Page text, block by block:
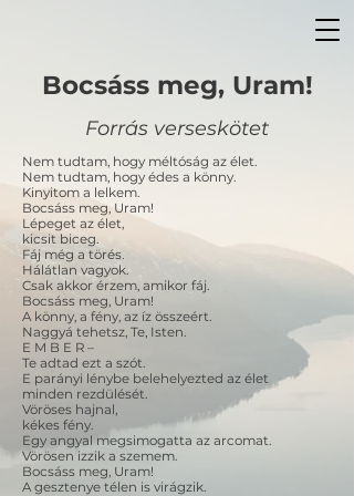
Bocsáss meg, Uram!
Forrás verseskötet
Nem tudtam, hogy méltóság az élet.
Nem tudtam, hogy édes a könny.
Kinyitom a lelkem.
Bocsáss meg, Uram!
Lépeget az élet,
kicsit biceg.
Fáj még a törés.
Hálátlan vagyok.
Csak akkor érzem, amikor fáj.
Bocsáss meg, Uram!
A könny, a fény, az íz összeért.
Naggyá tehetsz, Te, Isten.
E M B E R –
Te adtad ezt a szót.
E parányi lénybe belehelyezted az élet
minden rezdülését.
Vöröses hajnal,
kékes fény.
Egy angyal megsimogatta az arcomat.
Vörösen izzik a szemem.
Bocsáss meg, Uram!
A gesztenye télen is virágzik.